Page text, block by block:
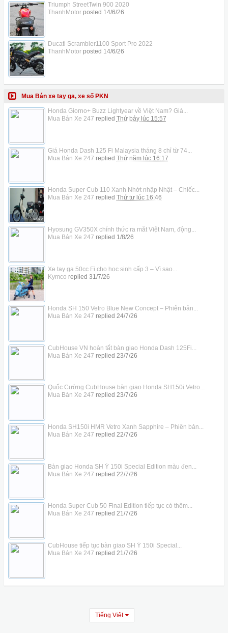
Triumph StreetTwin 900 2020
ThanhMotorposted 14/6/26
Ducati Scrambler1100 Sport Pro 2022
ThanhMotorposted 14/6/26
Mua Bán xe tay ga, xe số PKN
Honda Giorno+ Buzz Lightyear về Việt Nam? Giá...
Mua Bán Xe 247 replied Thứ bảy lúc 15:57
Giá Honda Dash 125 Fi Malaysia tháng 8 chỉ từ 74...
Mua Bán Xe 247 replied Thứ năm lúc 16:17
Honda Super Cub 110 Xanh Nhớt nhập Nhật – Chiếc...
Mua Bán Xe 247 replied Thứ tư lúc 16:46
Hyosung GV350X chính thức ra mắt Việt Nam, động...
Mua Bán Xe 247 replied 1/8/26
Xe tay ga 50cc Fi cho học sinh cấp 3 – Vì sao...
Kymco replied 31/7/26
Honda SH 150 Vetro Blue New Concept – Phiên bản...
Mua Bán Xe 247 replied 24/7/26
CubHouse VN hoàn tất bàn giao Honda Dash 125Fi...
Mua Bán Xe 247 replied 23/7/26
Quốc Cường CubHouse bàn giao Honda SH150i Vetro...
Mua Bán Xe 247 replied 23/7/26
Honda SH150i HMR Vetro Xanh Sapphire – Phiên bản...
Mua Bán Xe 247 replied 22/7/26
Bàn giao Honda SH Ý 150i Special Edition màu đen...
Mua Bán Xe 247 replied 22/7/26
Honda Super Cub 50 Final Edition tiếp tục có thêm...
Mua Bán Xe 247 replied 21/7/26
CubHouse tiếp tục bàn giao SH Ý 150i Special...
Mua Bán Xe 247 replied 21/7/26
Tiếng Việt